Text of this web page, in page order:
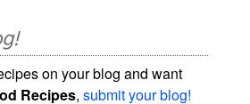
on your blog and want
Recipes,submit your blog!